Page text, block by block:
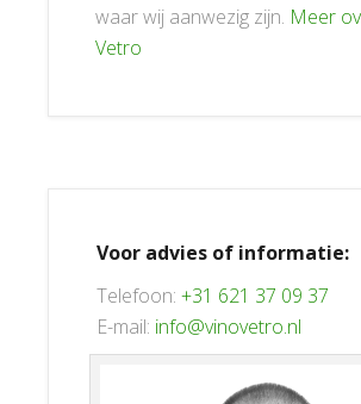
waar wij aanwezig zijn. Meer
Vetro
Voor advies of informatie:
Telefoon: +31 621 37 09 37
E-mail: info@vinovetro.nl